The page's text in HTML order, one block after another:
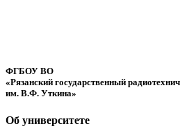
ФГБОУ ВО
«Рязанский государственный
им. В.Ф. Уткина»
Об университете